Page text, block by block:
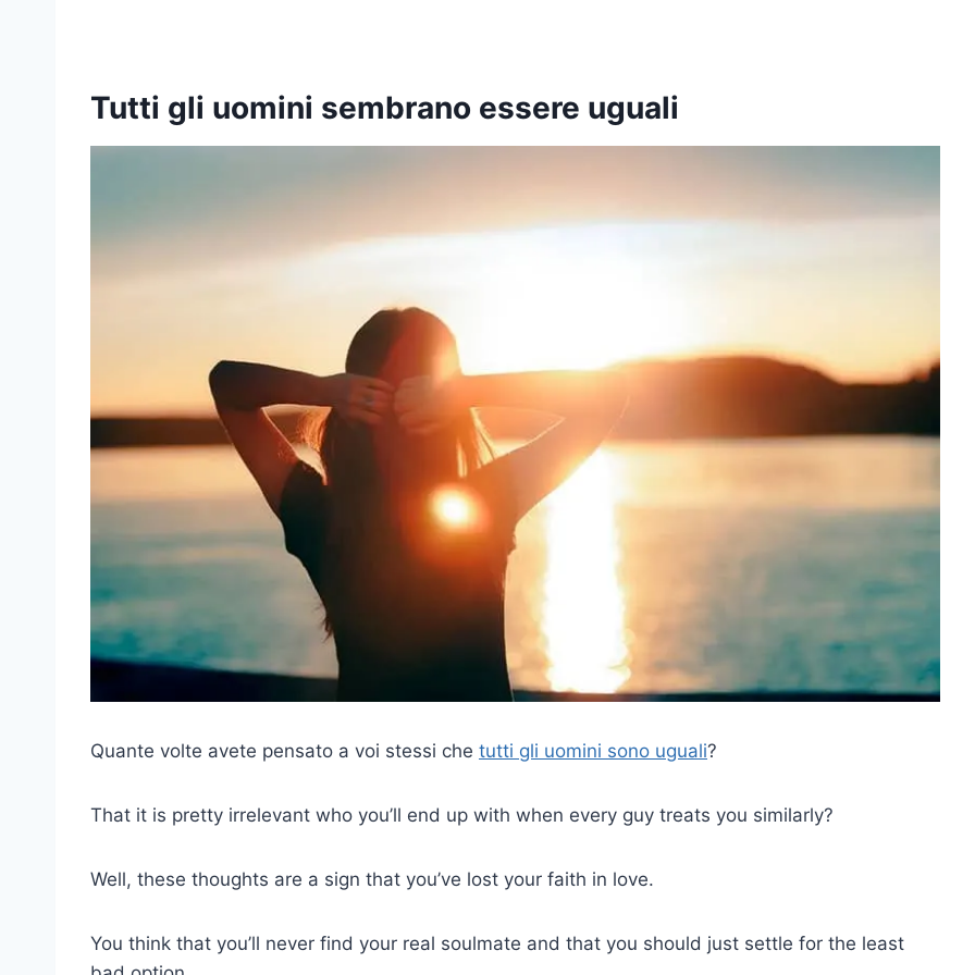
Tutti gli uomini sembrano essere uguali
Quante volte avete pensato a voi stessi che tutti gli uomini sono uguali?
That it is pretty irrelevant who you’ll end up with when every guy treats you similarly?
Well, these thoughts are a sign that you’ve lost your faith in love.
You think that you’ll never find your real soulmate and that you should just settle for the least